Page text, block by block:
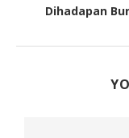
Dihadapan